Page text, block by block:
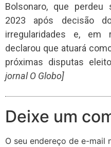
Bolsonaro, que
2023 após decisão
irregularidades e, em
declarou que atuará
próximas disputas
jornal O Globo]
Deixe um
O seu endereço de e-mail